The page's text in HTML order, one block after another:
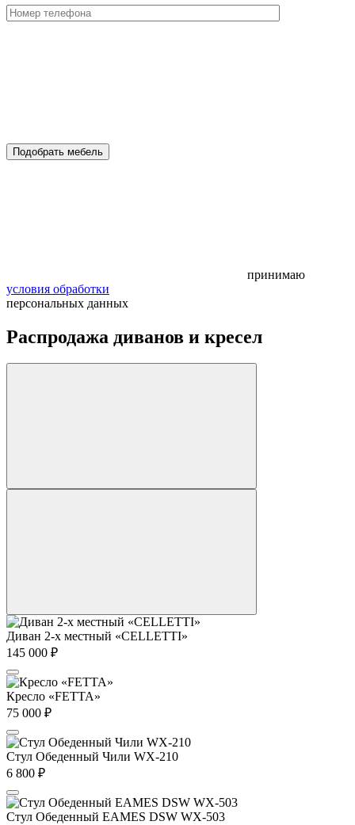
Подобрать мебель
принимаю
условия обработки
персональных данных
Распродажа диванов и кресел
Диван 2-х местный «CELLETTI»
145 000 ₽
Кресло «FETTA»
75 000 ₽
Стул Обеденный Чили WX-210
6 800 ₽
Стул Обеденный EAMES DSW WX-503